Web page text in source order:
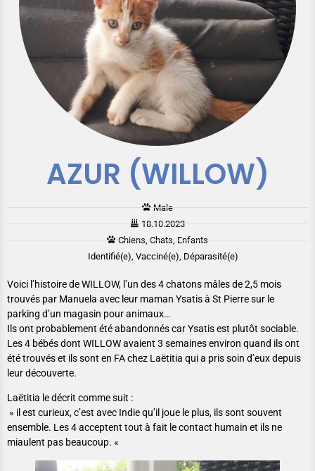
AZUR (WILLOW)
Male
18.10.2023
Chiens, Chats, Enfants
Identifié(e), Vacciné(e), Déparasité(e)
Voici l’histoire de WILLOW, l’un des 4 chatons mâles de 2,5 mois
trouvés par Manuela avec leur maman Ysatis à St Pierre sur le
parking d’un magasin pour animaux…
Ils ont probablement été abandonnés car Ysatis est plutôt sociable.
Les 4 bébés dont WILLOW avaient 3 semaines environ quand ils ont
été trouvés et ils sont en FA chez Laëtitia qui a pris soin d’eux depuis
leur découverte.
Laëtitia le décrit comme suit :
» il est curieux, c’est avec Indie qu’il joue le plus, ils sont souvent
ensemble. Les 4 acceptent tout à fait le contact humain et ils ne
miaulent pas beaucoup. «